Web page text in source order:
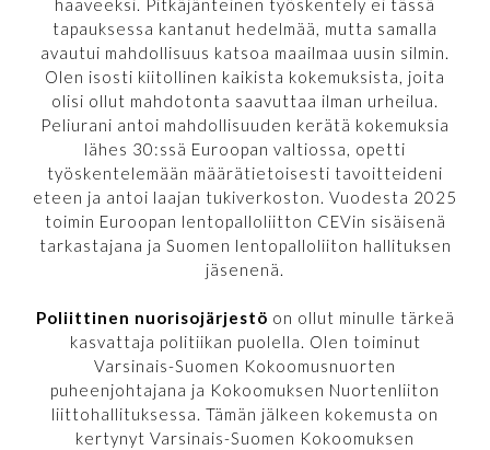
haaveeksi. Pitkäjänteinen työskentely ei tässä
tapauksessa kantanut hedelmää, mutta samalla
avautui mahdollisuus katsoa maailmaa uusin silmin.
Olen isosti kiitollinen kaikista kokemuksista, joita
olisi ollut mahdotonta saavuttaa ilman urheilua.
Peliurani antoi mahdollisuuden kerätä kokemuksia
lähes 30:ssä Euroopan valtiossa, opetti
työskentelemään määrätietoisesti tavoitteideni
eteen ja antoi laajan tukiverkoston. Vuodesta 2025
toimin Euroopan lentopalloliitton CEVin sisäisenä
tarkastajana ja Suomen lentopalloliiton hallituksen
jäsenenä.
Poliittinen nuorisojärjestö on ollut minulle tärkeä
kasvattaja politiikan puolella. Olen toiminut
Varsinais-Suomen Kokoomusnuorten
puheenjohtajana ja Kokoomuksen Nuortenliiton
liittohallituksessa. Tämän jälkeen kokemusta on
kertynyt Varsinais-Suomen Kokoomuksen